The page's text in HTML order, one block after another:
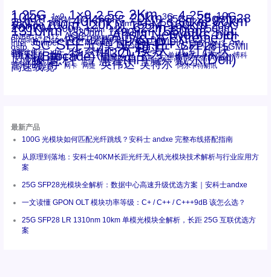
1.25G 1x9 1×9 2.5G 2Km 3G 4.25g 10G
10km 15KM 16G 16GFC 20km 25GE 25gsfp28
28.05G 30km 40Km 50m 53.125G 60km 80km
100km 100m 120KM 155M 160km 200G
200KM 300m 400m 550m 622m 800G 850nm
1310nm 1330nm 1490nm 1550nm 2500m
ANBR-1414TZ AOC Arista Arista Networks bidi
Brocade Cisco CSFP光模块 DAC Dell Extreme FC
Intel Juniper LC MPO-LC Netgear NVIDIA OM2 OM3 OM4
qsfp SC SFF光模块 SFP+ SFP28 SGMII
st螺纹接口 xfp 万兆 交换机 光模块 光纤模块
千兆光模块 华三 华三(H3C) 华为 单模单芯 单模双芯 博科
博科(Brocade) 博通 友讯 多模 安华高 安华高(Avago)
工业级 思科 惠普 惠普(HP) 戴尔 戴尔(Dell)
百兆 瞻博 网卡 网捷 英伟达 英特尔 阿尔卡特朗讯
高速线缆
最新产品
100G 光模块如何匹配光纤跳线？安科士 andxe 完整布线搭配指南
从原理到落地：安科士40KM长距光纤无人机光模块技术解析与行业应用方
案
25G SFP28光模块全解析：数据中心高速升级优选方案｜安科士andxe
一文读懂 GPON OLT 模块功率等级：C+ / C++ / C+++9dB 该怎么选？
25G SFP28 LR 1310nm 10km 单模光模块全解析，长距 25G 互联优选方
案